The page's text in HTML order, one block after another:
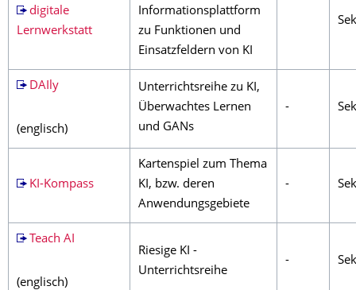
digitale
Lernwerkstatt
Informationsplattform
zu Funktionen und
Einsatzfeldern von KI
DAIly
(englisch)
Unterrichtsreihe zu KI,
Überwachtes Lernen
und GANs
-
KI-Kompass
Kartenspiel zum Thema
KI, bzw. deren
Anwendungsgebiete
-
Teach AI
(englisch)
Riesige KI -
Unterrichtsreihe
-